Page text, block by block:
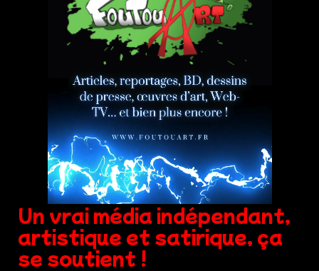
Un vrai média indépendant,
artistique et satirique, ça
se soutient !